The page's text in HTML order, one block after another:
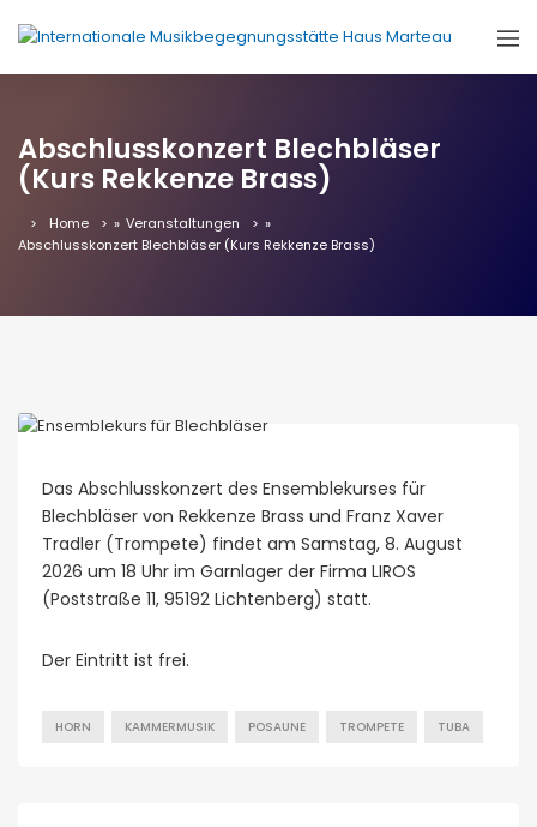
Abschlusskonzert Blechbläser
(Kurs Rekkenze Brass)
Home » Veranstaltungen
»
Abschlusskonzert Blechbläser (Kurs Rekkenze Brass)
Das Abschlusskonzert des Ensemblekurses für
Blechbläser von Rekkenze Brass und Franz Xaver
Tradler (Trompete) findet am Samstag, 8. August
2026 um 18 Uhr im Garnlager der Firma LIROS
(Poststraße 11, 95192 Lichtenberg) statt.
Der Eintritt ist frei.
HORN KAMMERMUSIK POSAUNE TROMPETE TUBA